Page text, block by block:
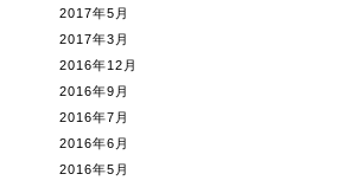
2017年5月
2017年3月
2016年12月
2016年9月
2016年7月
2016年6月
2016年5月